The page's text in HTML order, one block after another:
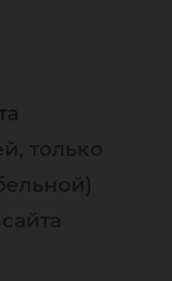
только